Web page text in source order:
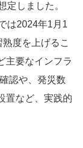
しました。
は2024年1月1
度を上げるこ
主要なインフラ
認や、発災数
置など、実践的